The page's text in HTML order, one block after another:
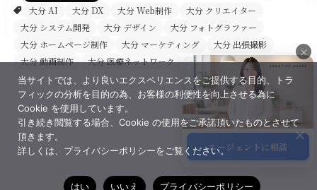
大分 AI
大分 DX 大分 Web制作
大分 クリエイター
大分 システム開発
大分 デザイン
大分 フォトグラファー
大分 ホームページ制作
大分 マーケティング
大分 出張撮影
大分 動画制作
大分 医療ネットワーク
エージェントに相談
×
当サイトでは、より良いエクスペリエンスをご提供する目的、トラ
フィックの分析を目的の為、お客様の利便性を向上させる為に
Cookie を使用しています。
引き続き閲覧する場合、Cookie の使用をご承諾頂いたものとさせて
頂きます。
詳しくは、プライバシーポリシーをご覧ください。
はい いいえ プライバシーポリシー